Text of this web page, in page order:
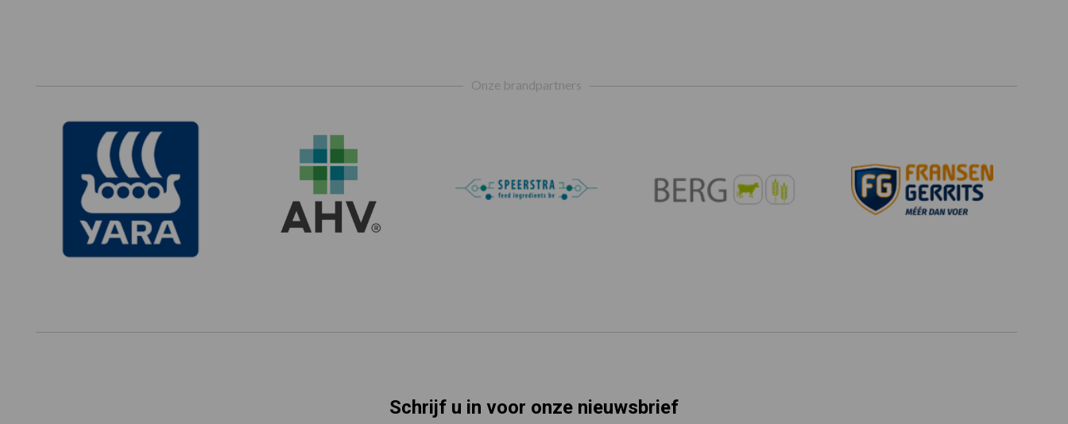
Onze brandpartners
Schrijf u in voor onze nieuwsbrief